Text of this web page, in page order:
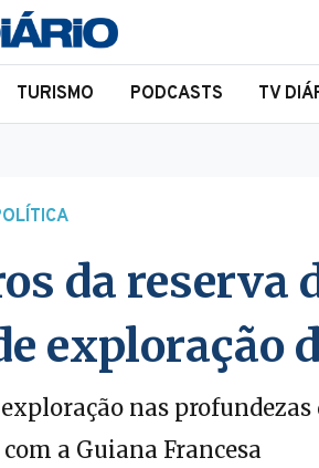
TURISMO PODCASTS TV
da reserva
exploração
nas
a Guiana Francesa